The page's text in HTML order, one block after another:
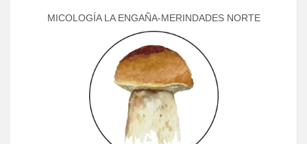
MICOLOGÍA LA ENGAÑA-MERINDADES NORTE